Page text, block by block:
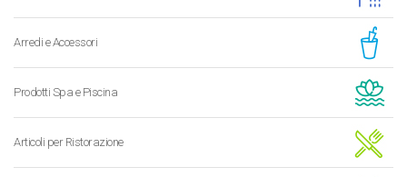
Arredi e Accessori
Prodotti Spa e Piscina
Articoli per Ristorazione